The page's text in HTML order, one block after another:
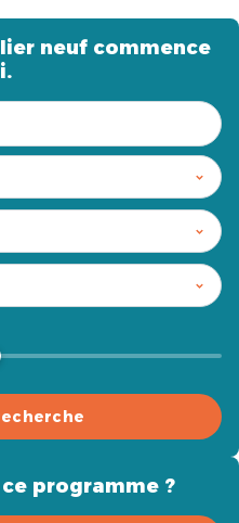
neuf commence
programme ?